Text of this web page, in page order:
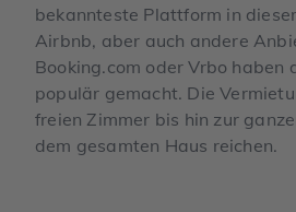
bekannteste Plattform in
Airbnb, aber auch andere
Booking.com oder Vrbo haben
populär gemacht. Die
freien Zimmer bis hin zur
dem gesamten Haus reichen.